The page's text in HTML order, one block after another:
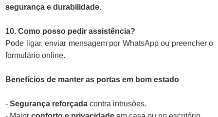
segurança e durabilidade.
10. Como posso pedir assistência?
Pode ligar, enviar mensagem por WhatsApp ou preencher o
formulário online.
Benefícios de manter as portas em bom estado
- Segurança reforçada contra intrusões.